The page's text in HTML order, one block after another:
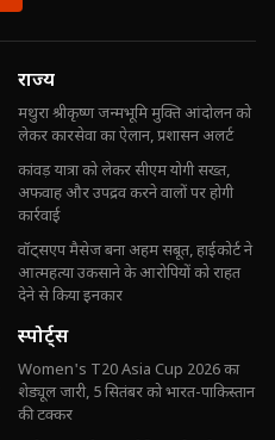
राज्य
मथुरा श्रीकृष्ण जन्मभूमि मुक्ति आंदोलन को
लेकर कारसेवा का ऐलान, प्रशासन अलर्ट
कांवड़ यात्रा को लेकर सीएम योगी सख्त,
अफवाह और उपद्रव करने वालों पर होगी
कार्रवाई
वॉट्सएप मैसेज बना अहम सबूत, हाईकोर्ट ने
आत्महत्या उकसाने के आरोपियों को राहत
देने से किया इनकार
स्पोर्ट्स
Women's T20 Asia Cup 2026 का
शेड्यूल जारी, 5 सितंबर को भारत-पाकिस्तान
की टक्कर